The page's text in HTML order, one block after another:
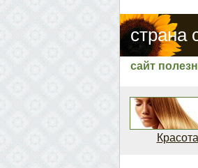
страна
сайт
Красота